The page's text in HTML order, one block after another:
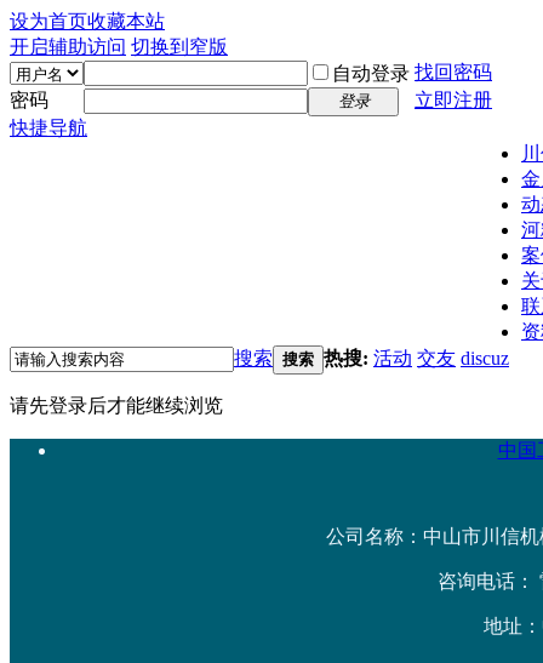
设为首页收藏本站
开启辅助访问 切换到窄版
自动登录 找回密码
密码
登录
立即注册
快捷导航
搜索 搜索 热搜: 活动 交友 discuz
请先登录后才能继续浏览
中国
公司名称：中山市川信机
咨询电话：
地址